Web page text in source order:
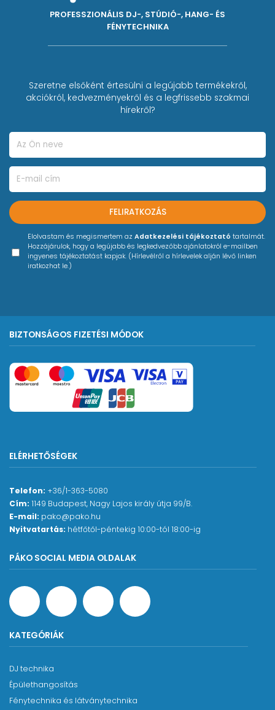
PROFESSZIONÁLIS DJ-, STÚDIÓ-, HANG- ÉS
FÉNYTECHNIKA
Szeretne elsőként értesülni a legújabb termékekről,
akciókról, kedvezményekről és a legfrissebb szakmai
hírekről?
FELIRATKOZÁS
Elolvastam és megismertem az Adatkezelési tájékoztató tartalmát.
Hozzájárulok, hogy a legújabb és legkedvezőbb ajánlatokról e-mailben
ingyenes tájékoztatást kapjak. (Hírlevélről a hírlevelek alján lévő linken
iratkozhat le.)
BIZTONSÁGOS FIZETÉSI MÓDOK
ELÉRHETŐSÉGEK
Telefon: +36/1-363-5080
Cím: 1149 Budapest, Nagy Lajos király útja 99/B.
E-mail: pako@pako.hu
Nyitvatartás: hétfőtől-péntekig 10:00-tól 18:00-ig
PÁKO SOCIAL MEDIA OLDALAK
KATEGÓRIÁK
DJ technika
Épülethangosítás
Fénytechnika és látványtechnika